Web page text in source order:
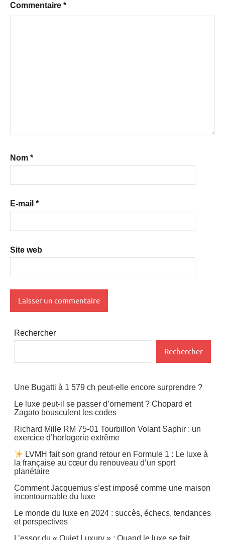
Commentaire *
Nom *
E-mail *
Site web
Rechercher
Rechercher
Une Bugatti à 1 579 ch peut-elle encore surprendre ?
Le luxe peut-il se passer d’ornement ? Chopard et
Zagato bousculent les codes
Richard Mille RM 75-01 Tourbillon Volant Saphir : un
exercice d’horlogerie extrême
LVMH fait son grand retour en Formule 1 : Le luxe à
la française au cœur du renouveau d’un sport
planétaire
Comment Jacquemus s’est imposé comme une maison
incontournable du luxe
Le monde du luxe en 2024 : succès, échecs, tendances
et perspectives